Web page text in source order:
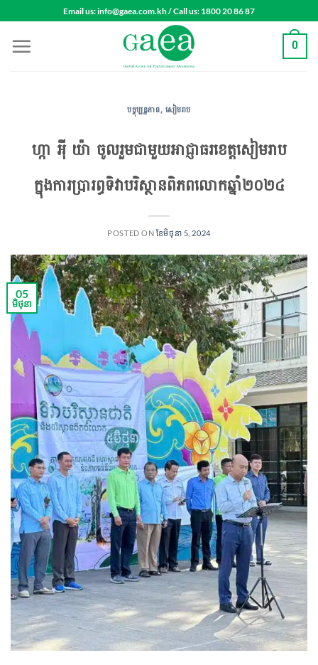
to
content
Email us: info@gaea.com.kh / Call us: 1800 20 86 87
0
បច្ចុប្បន្នភាព,សៀមរាប
ហ្កា អុី យ៉ា ចូលរួមជាមួយអាជ្ញាធរខេត្តសៀមរាប
ក្នុងការប្រារព្ធទិវាបរិស្ថានពិភពលោកឆ្នាំ២០២៤
POSTED ON ខែ​មិថុនា 5, 2024
05
មិថុនា